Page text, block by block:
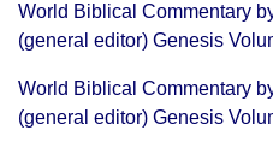
World Biblical Commentary
(general editor) Genesis
World Biblical Commentary
(general editor) Genesis